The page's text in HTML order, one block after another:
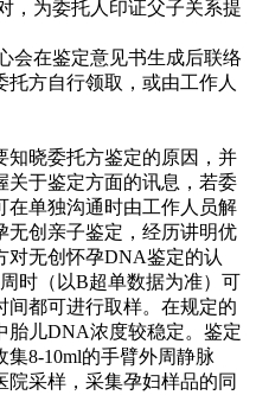
，为委托人印证父子关系提
会在鉴定意见书生成后联络
方自行领取，或由工作人
晓委托方鉴定的原因，并
关于鉴定方面的讯息，若委
在单独沟通时由工作人员解
无创亲子鉴定，经历讲明优
对无创怀孕DNA鉴定的认
时（以B超单数据为准）可
间都可进行取样。在规定的
胎儿DNA浓度较稳定。鉴定
8-10ml的手臂外周静脉
院采样，采集孕妇样品的同